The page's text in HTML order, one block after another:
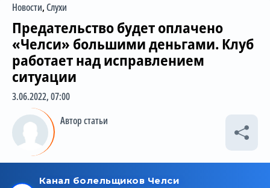
Новости,Слухи
Предательство будет оплачено
«Челси» большими деньгами. Клуб
работает над исправлением
ситуации
3.06.2022, 07:00
Автор статьи
Трансферы
Слухи
История Челси
Статистика
Календарь игр
Состав команды
Поиск по сайту